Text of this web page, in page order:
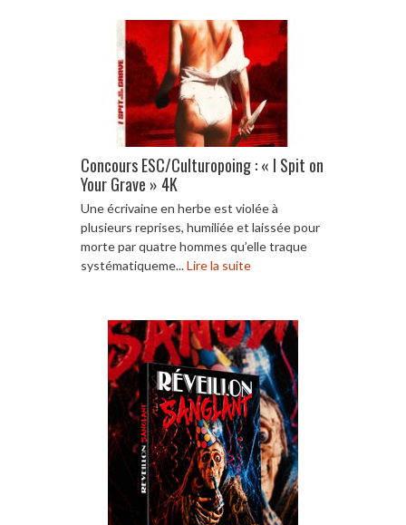
Concours ESC/Culturopoing : « I Spit on
Your Grave » 4K
Une écrivaine en herbe est violée à
plusieurs reprises, humiliée et laissée pour
morte par quatre hommes qu’elle traque
systématiqueme...Lire la suite